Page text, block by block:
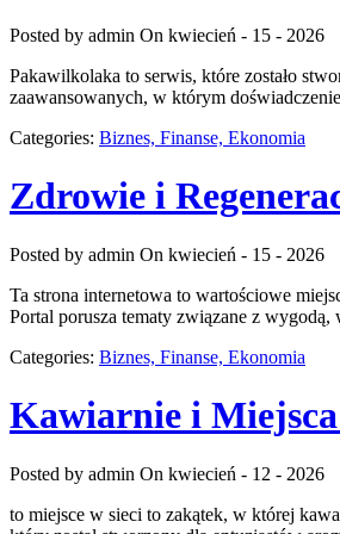
Posted by admin On kwiecień - 15 - 2026
Pakawilkolaka to serwis, które zostało
zaawansowanych, w którym
Categories: Biznes, Finanse, Ekonomia
Zdrowie i
Posted by admin On kwiecień - 15 - 2026
Ta strona internetowa to wartościowe
Portal porusza tematy związane z
Categories: Biznes, Finanse, Ekonomia
Kawiarnie i
Posted by admin On kwiecień - 12 - 2026
to miejsce w sieci to zakątek, w której